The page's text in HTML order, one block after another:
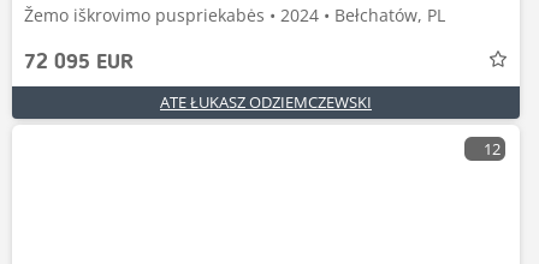
Žemo iškrovimo puspriekabės • 2024 • Bełchatów, PL
72 095 EUR
ATE ŁUKASZ ODZIEMCZEWSKI
12